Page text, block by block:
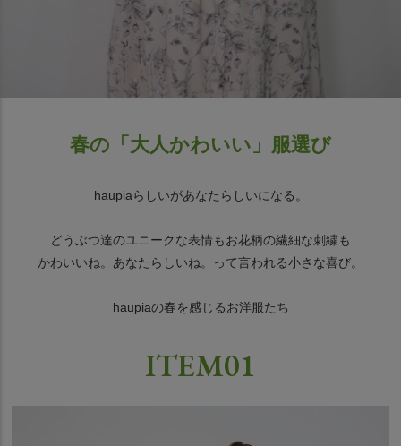
春の「大人かわいい」服選び
haupiaらしいがあなたらしいになる。
どうぶつ達のユニークな表情もお花柄の繊細な刺繍も
かわいいね。あなたらしいね。って言われる小さな喜び。
haupiaの春を感じるお洋服たち
ITEM01